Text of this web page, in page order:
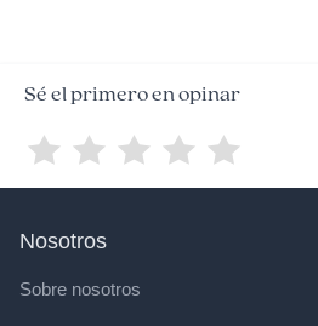
Sé el primero en opinar
Nosotros
Sobre nosotros